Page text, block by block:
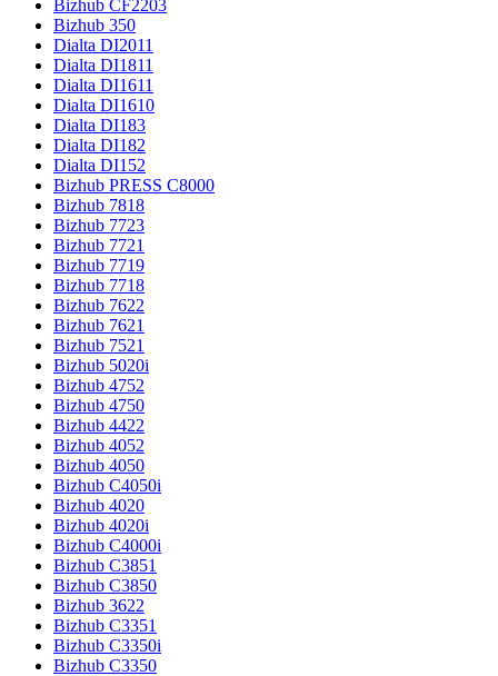
Bizhub CF2203
Bizhub 350
Dialta DI2011
Dialta DI1811
Dialta DI1611
Dialta DI1610
Dialta DI183
Dialta DI182
Dialta DI152
Bizhub PRESS C8000
Bizhub 7818
Bizhub 7723
Bizhub 7721
Bizhub 7719
Bizhub 7718
Bizhub 7622
Bizhub 7621
Bizhub 7521
Bizhub 5020i
Bizhub 4752
Bizhub 4750
Bizhub 4422
Bizhub 4052
Bizhub 4050
Bizhub C4050i
Bizhub 4020
Bizhub 4020i
Bizhub C4000i
Bizhub C3851
Bizhub C3850
Bizhub 3622
Bizhub C3351
Bizhub C3350i
Bizhub C3350